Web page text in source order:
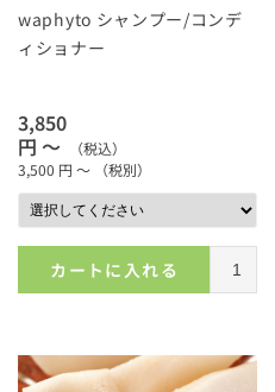
waphyto シャンプー/コンデ
ィショナー
3,850
円 ～
（税込）
3,500 円 ～ （税別）
カートに入れる